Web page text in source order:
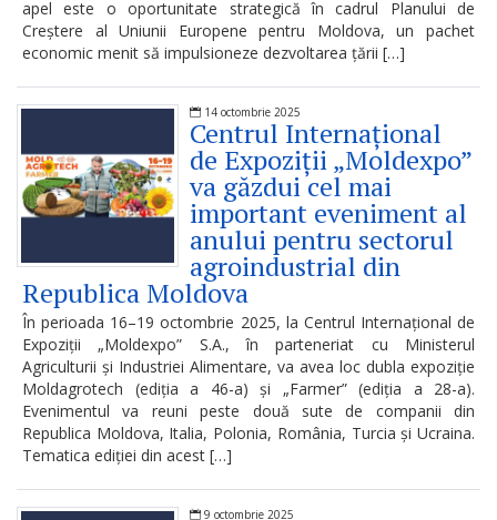
Regulamente
Consilierii
Comisiile
consultative
de
specialitate
ale
consiliului
raional
Codul
de
apel este o oportunitate strategică în cadrul Planului de
Creștere al Uniunii Europene pentru Moldova, un pachet
economic menit să impulsioneze dezvoltarea țării […]
14 octombrie 2025
Centrul Internațional
de Expoziții „Moldexpo”
va găzdui cel mai
important eveniment al
anului pentru sectorul
agroindustrial din
Republica Moldova
În perioada 16–19 octombrie 2025, la Centrul Internațional de
Expoziții „Moldexpo” S.A., în parteneriat cu Ministerul
Agriculturii și Industriei Alimentare, va avea loc dubla expoziție
Moldagrotech (ediția a 46-a) și „Farmer” (ediția a 28-a).
Evenimentul va reuni peste două sute de companii din
Republica Moldova, Italia, Polonia, România, Turcia și Ucraina.
Tematica ediției din acest […]
9 octombrie 2025